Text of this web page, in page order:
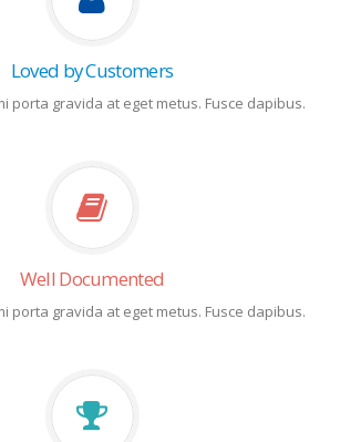
Loved by Customers
porta gravida at eget metus. Fusce dapibus.
Well Documented
porta gravida at eget metus. Fusce dapibus.